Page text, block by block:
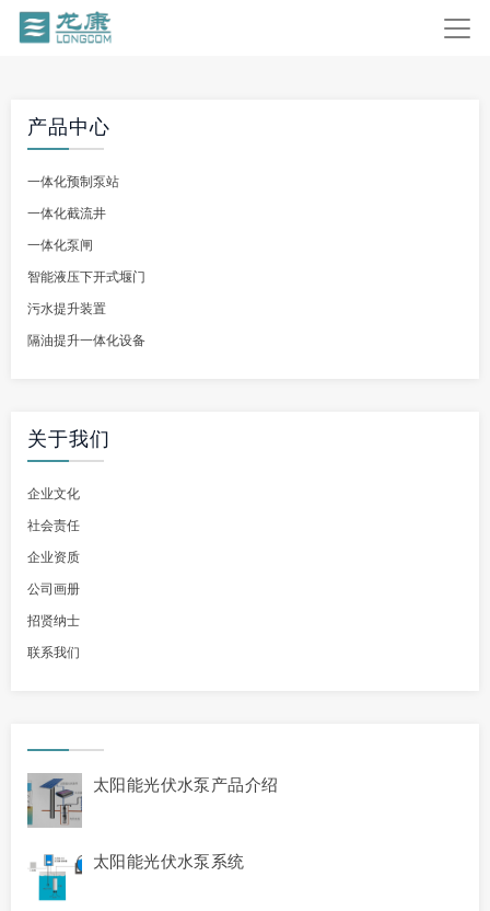
产品中心
一体化预制泵站
一体化截流井
一体化泵闸
智能液压下开式堰门
污水提升装置
隔油提升一体化设备
关于我们
企业文化
社会责任
企业资质
公司画册
招贤纳士
联系我们
太阳能光伏水泵产品介绍
太阳能光伏水泵系统